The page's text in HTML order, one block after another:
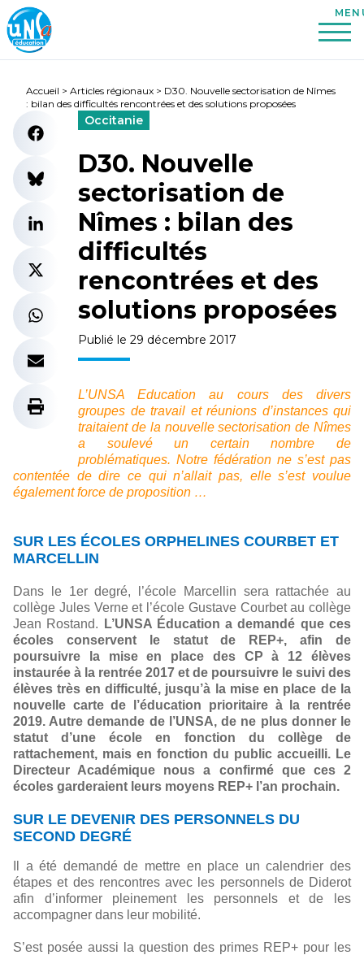
Accueil > Articles régionaux > D30. Nouvelle sectorisation de Nîmes
: bilan des difficultés rencontrées et des solutions proposées
Occitanie
D30. Nouvelle
sectorisation de
Nîmes : bilan des
difficultés
rencontrées et des
solutions proposées
Publié le 29 décembre 2017
L’UNSA Education au cours des divers
groupes de travail et réunions d’instances qui
traitaient de la nouvelle sectorisation de Nîmes
a soulevé un certain nombre de
problématiques. Notre fédération ne s’est pas
contentée de dire ce qui n’allait pas, elle s’est voulue
également force de proposition …
SUR LES ÉCOLES ORPHELINES COURBET ET
MARCELLIN
Dans le 1er degré, l’école Marcellin sera rattachée au
collège Jules Verne et l’école Gustave Courbet au collège
Jean Rostand.
L’UNSA Éducation a demandé que ces
écoles conservent le statut de REP+, afin de
poursuivre la mise en place des CP à 12 élèves
instaurée à la rentrée 2017 et de poursuivre le suivi des
élèves très en difficulté, jusqu’à la mise en place de la
nouvelle carte de l’éducation prioritaire à la rentrée
2019. Autre demande de l’UNSA, de ne plus donner le
statut d’une école en fonction du collège de
rattachement, mais en fonction du public accueilli. Le
Directeur Académique nous a confirmé que ces 2
écoles garderaient leurs moyens REP+ l’an prochain.
SUR LE DEVENIR DES PERSONNELS DU
SECOND DEGRÉ
Il a été demandé de mettre en place un calendrier des
étapes et des rencontres avec les personnels de Diderot
afin d’informer pleinement les personnels et de les
accompagner dans leur mobilité.
S’est posée aussi la question des primes REP+ pour les